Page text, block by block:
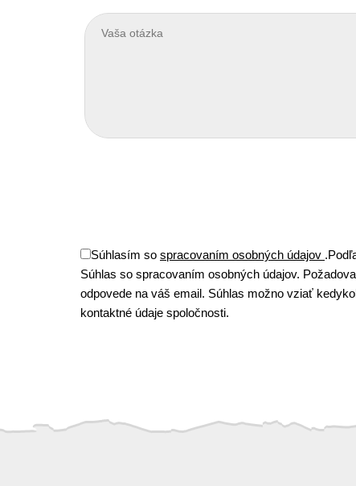
Súhlasím so spracovaním osobných údajov .
Súhlas so spracovaním osobných údajov.
odpovede na váš email. Súhlas možno vziať
kontaktné údaje spoločnosti.